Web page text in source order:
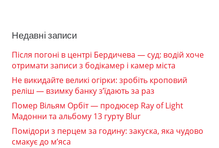
Недавні записи
Після погоні в центрі Бердичева — суд: водій хоче
отримати записи з бодікамер і камер міста
Не викидайте великі огірки: зробіть кроповий
реліш — взимку банку з’їдають за раз
Помер Вільям Орбіт — продюсер Ray of Light
Мадонни та альбому 13 гурту Blur
Помідори з перцем за годину: закуска, яка чудово
смакує до м’яса